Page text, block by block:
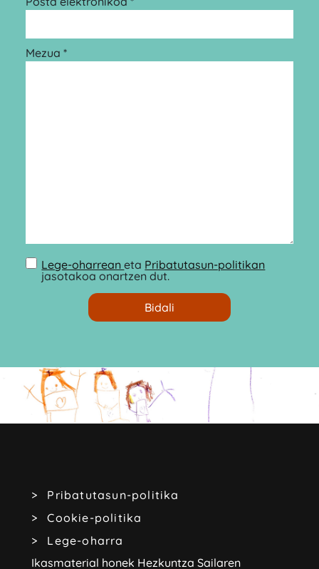
Mezua *
Lege-oharreaneta Pribatutasun-politikan
jasotakoa onartzen dut.
Pribatutasun-politika
Cookie-politika
Lege-oharra
Ikasmaterial honek Hezkuntza Sailaren